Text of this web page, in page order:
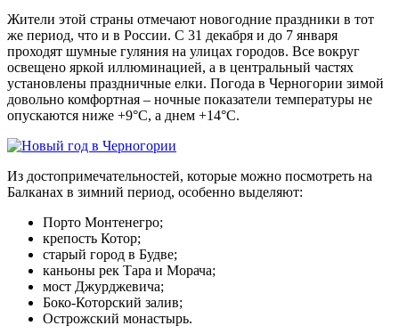
Жители этой страны отмечают новогодние праздники в тот
же период, что и в России. С 31 декабря и до 7 января
проходят шумные гуляния на улицах городов. Все вокруг
освещено яркой иллюминацией, а в центральный частях
установлены праздничные елки. Погода в Черногории зимой
довольно комфортная – ночные показатели температуры не
опускаются ниже +9°C, а днем +14°C.
Из достопримечательностей, которые можно посмотреть на
Балканах в зимний период, особенно выделяют:
Порто Монтенегро;
крепость Котор;
старый город в Будве;
каньоны рек Тара и Морача;
мост Джурджевича;
Боко-Которский залив;
Острожский монастырь.